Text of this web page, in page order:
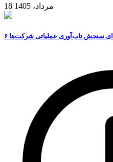
18 مرداد، 1405
سنجش تاب‌آوری عملیاتی شرکت‌ها